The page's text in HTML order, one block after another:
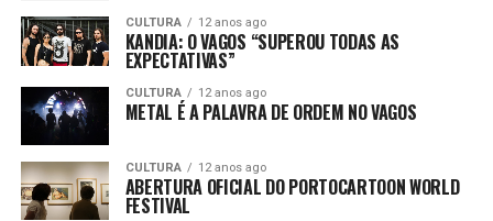
CULTURA 12 anos ago
KANDIA: O VAGOS “SUPEROU TODAS AS
EXPECTATIVAS”
CULTURA 12 anos ago
METAL É A PALAVRA DE ORDEM NO VAGOS
CULTURA 12 anos ago
ABERTURA OFICIAL DO PORTOCARTOON WORLD
FESTIVAL